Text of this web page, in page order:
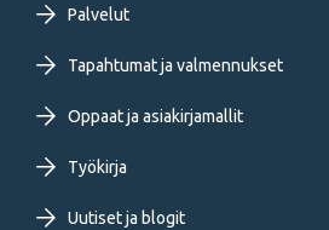
Footer
primary
menu
FI
Palvelut
Tapahtumat ja valmennukset
Oppaat ja asiakirjamallit
Työkirja
Uutiset ja blogit